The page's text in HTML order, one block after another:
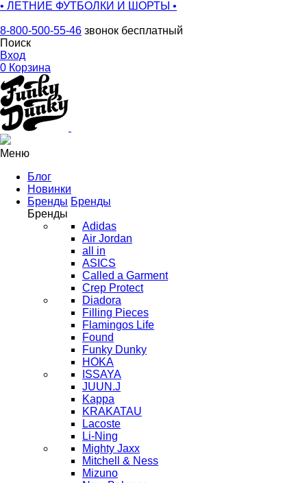
• ЛЕТНИЕ ФУТБОЛКИ И ШОРТЫ •
8-800-500-55-46 звонок бесплатный
Поиск
Вход
0 Корзина
Меню
Блог
Новинки
Бренды Бренды
Бренды
Adidas
Air Jordan
all in
ASICS
Called a Garment
Crep Protect
Diadora
Filling Pieces
Flamingos Life
Found
Funky Dunky
HOKA
ISSAYA
JUUN.J
Kappa
KRAKATAU
Lacoste
Li-Ning
Mighty Jaxx
Mitchell & Ness
Mizuno